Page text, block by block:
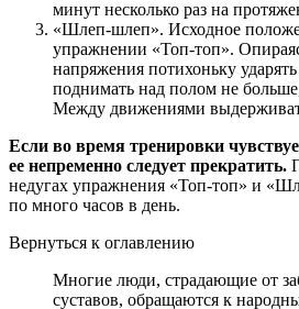
минут несколько раз на
«Шлеп-шлеп». Исходное
упражнении «Топ-топ».
напряжения потихоньку
поднимать над полом не
Между движениями
Если во время тренировки
ее непременно следует прекратить.
недугах упражнения «Топ-топ» и
по много часов в день.
Вернуться к оглавлению
Многие люди, страдающие от
суставов, обращаются к